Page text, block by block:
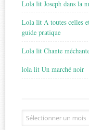
Lola lit Joseph dans la
Lola lit A toutes celles
guide pratique
Lola lit Chante
lola lit Un marché noir
Archives